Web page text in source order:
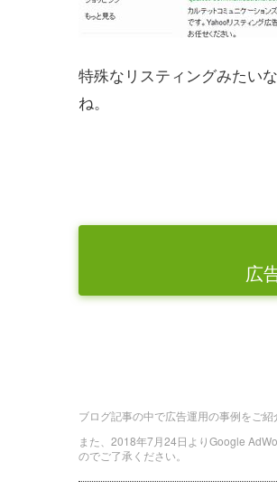
特殊なリスティングみたい
ね。
広
ブログ記事の中で広告運用の事例をご
また、2018年7月24日よりGoogle
のでご了承ください。